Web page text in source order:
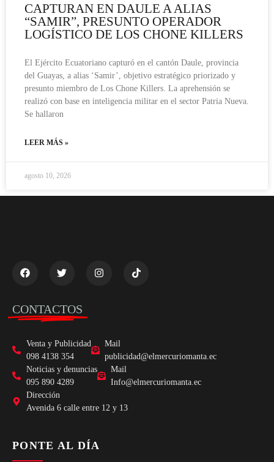
CAPTURAN EN DAULE A ALIAS
“SAMIR”, PRESUNTO OPERADOR
LOGÍSTICO DE LOS CHONE KILLERS
El Ejército Ecuatoriano capturó en el cantón Daule, provincia
del Guayas, a alias ‘Samir’, objetivo estratégico priorizado y
presunto miembro de Los Chone Killers. La aprehensión se
realizó con base en inteligencia militar en el sector Patria Nueva.
Se hallaron
LEER MÁS »
agosto 10, 2026
CONTACTOS
Venta y Publicidad
098 4138 354
Mail
publicidad@elmercuriomanta.ec
Noticias y denuncias
095 890 4289
Mail
Info@elmercuriomanta.ec
Dirección
Avenida 6 calle entre 12 y 13
PONTE AL DÍA